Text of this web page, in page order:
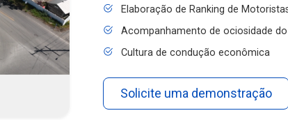
Elaboração de Ranking de
Acompanhamento de ociosidade
Cultura de condução econômica
Solicite uma demonstração